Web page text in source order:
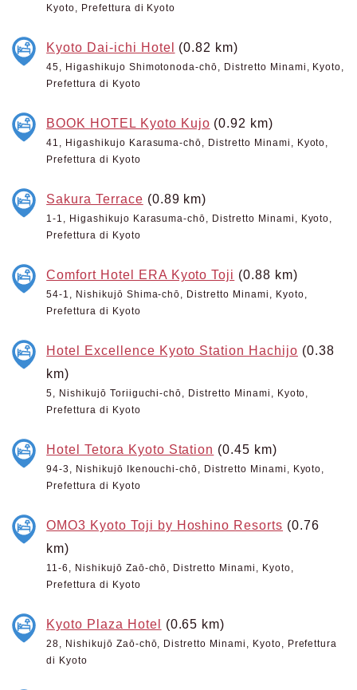
Kyoto, Prefettura di Kyoto
Kyoto Dai-ichi Hotel (0.82 km)
45, Higashikujo Shimotonoda-chō, Distretto Minami, Kyoto,
Prefettura di Kyoto
BOOK HOTEL Kyoto Kujo (0.92 km)
41, Higashikujo Karasuma-chō, Distretto Minami, Kyoto,
Prefettura di Kyoto
Sakura Terrace (0.89 km)
1-1, Higashikujo Karasuma-chō, Distretto Minami, Kyoto,
Prefettura di Kyoto
Comfort Hotel ERA Kyoto Toji (0.88 km)
54-1, Nishikujō Shima-chō, Distretto Minami, Kyoto,
Prefettura di Kyoto
Hotel Excellence Kyoto Station Hachijo (0.38
km)
5, Nishikujō Toriiguchi-chō, Distretto Minami, Kyoto,
Prefettura di Kyoto
Hotel Tetora Kyoto Station (0.45 km)
94-3, Nishikujō Ikenouchi-chō, Distretto Minami, Kyoto,
Prefettura di Kyoto
OMO3 Kyoto Toji by Hoshino Resorts (0.76
km)
11-6, Nishikujō Zaō-chō, Distretto Minami, Kyoto,
Prefettura di Kyoto
Kyoto Plaza Hotel (0.65 km)
28, Nishikujō Zaō-chō, Distretto Minami, Kyoto, Prefettura
di Kyoto